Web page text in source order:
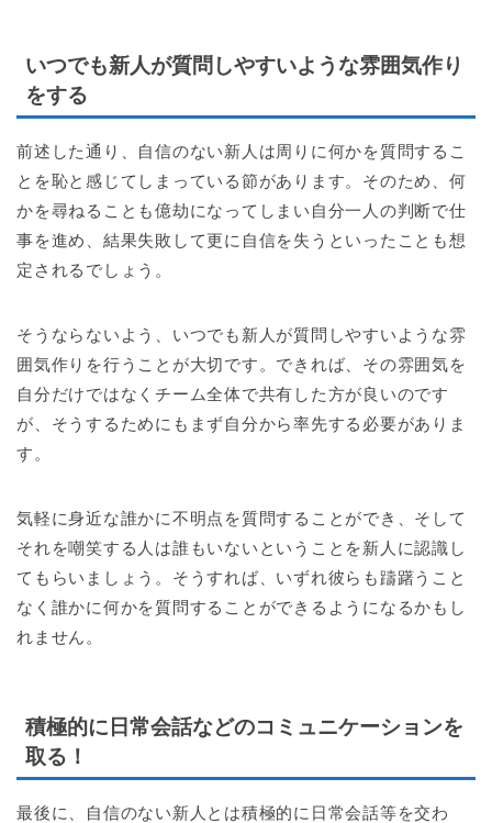
いつでも新人が質問しやすいような雰囲気作り
をする
前述した通り、自信のない新人は周りに何かを質問するこ
とを恥と感じてしまっている節があります。そのため、何
かを尋ねることも億劫になってしまい自分一人の判断で仕
事を進め、結果失敗して更に自信を失うといったことも想
定されるでしょう。
そうならないよう、いつでも新人が質問しやすいような雰
囲気作りを行うことが大切です。できれば、その雰囲気を
自分だけではなくチーム全体で共有した方が良いのです
が、そうするためにもまず自分から率先する必要がありま
す。
気軽に身近な誰かに不明点を質問することができ、そして
それを嘲笑する人は誰もいないということを新人に認識し
てもらいましょう。そうすれば、いずれ彼らも躊躇うこと
なく誰かに何かを質問することができるようになるかもし
れません。
積極的に日常会話などのコミュニケーションを
取る！
最後に、自信のない新人とは積極的に日常会話等を交わ